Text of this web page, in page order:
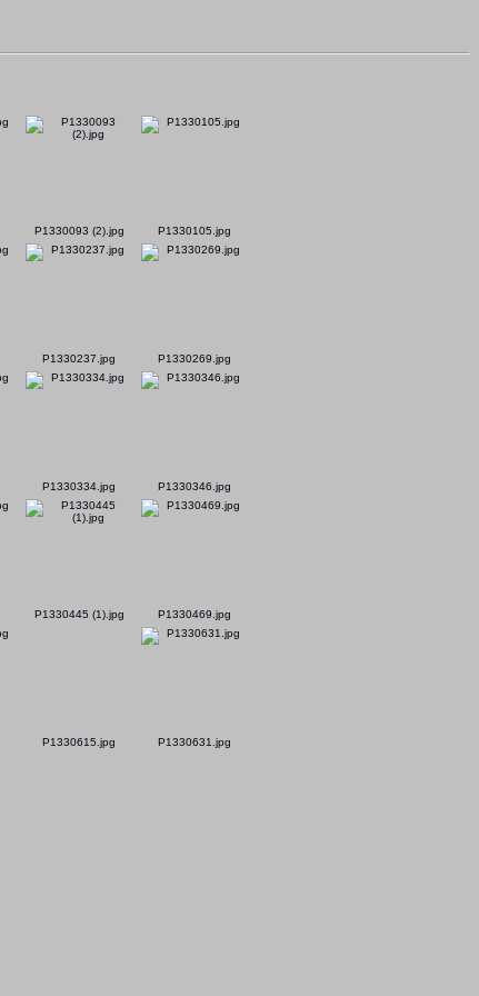
P1330093 (2).jpg P1330105.jpg
P1330237.jpg P1330269.jpg
P1330334.jpg P1330346.jpg
P1330445 (1).jpg P1330469.jpg
P1330615.jpg P1330631.jpg